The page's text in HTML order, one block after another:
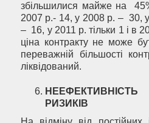
збільшилися майже на
2007 р.- 14, у 2008 р. – 30,
– 16, у 2011 р. тільки 1 і в
ціна контракту не може
переважній більшості
ліквідований.
РИЗИКІВ